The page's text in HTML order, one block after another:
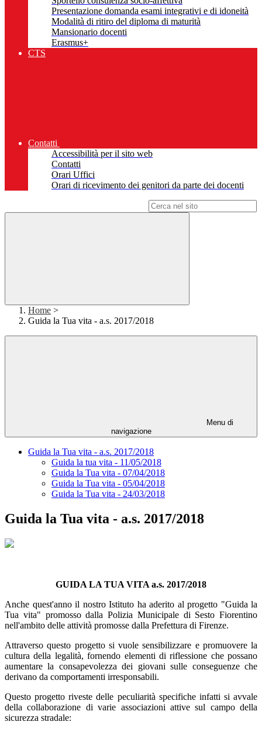
Presentazione domanda esami integrativi e di idoneità
Modalità di ritiro del diploma di maturità
Mansionario docenti
Erasmus+
CTS
Contatti
Accessibilità per il sito web
Contatti
Orari Uffici
Orari di ricevimento dei genitori da parte dei docenti
Home >
Guida la Tua vita - a.s. 2017/2018
Menu di
navigazione
Guida la Tua vita - a.s. 2017/2018
Guida la tua vita - 11/05/2018
Guida la Tua vita - 07/04/2018
Guida la Tua vita - 05/04/2018
Guida la Tua vita - 24/03/2018
Guida la Tua vita - a.s. 2017/2018
GUIDA LA TUA VITA a.s. 2017/2018
Anche quest'anno il nostro Istituto ha aderito al progetto "Guida la
Tua vita" promosso dalla Polizia Municipale di Sesto Fiorentino
nell'ambito delle attività promosse dalla Prefettura di Firenze.
Attraverso questo progetto si vuole sensibilizzare e promuovere la
cultura della legalità, fornendo elementi di riflessione che possano
aumentare la consapevolezza dei giovani sulle conseguenze che
derivano da comportamenti irresponsabili.
Questo progetto riveste delle peculiarità specifiche infatti si avvale
della collaborazione di varie associazioni attive sul campo della
sicurezza stradale: